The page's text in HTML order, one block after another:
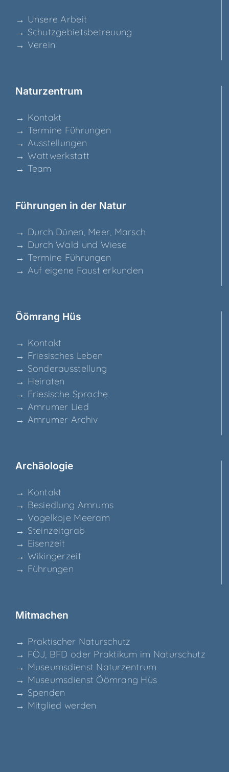
→ Unse­re Arbeit
→ Schutz­ge­biets­be­treu­ung
→ Ver­ein
Natur­zen­trum
→ Kon­takt
→ Ter­mi­ne Führungen
→ Aus­stel­lun­gen
→ Watt­werk­statt
→ Team
Füh­run­gen in der Natur
→ Durch Dünen, Meer, Marsch
→ Durch Wald und Wiese
→ Ter­mi­ne Führungen
→ Auf eige­ne Faust erkunden
Ööm­rang Hüs
→ Kon­takt
→ Frie­si­sches Leben
→ Son­der­aus­stel­lung
→ Hei­ra­ten
→ Frie­si­sche Sprache
→ Amru­mer Lied
→ Amru­mer Archiv
Archäo­lo­gie
→ Kon­takt
→ Besied­lung Amrums
→ Vogel­ko­je Meeram
→ Stein­zeit­grab
→ Eisen­zeit
→ Wikin­ger­zeit
→ Füh­run­gen
Mit­ma­chen
→ Prak­ti­scher Naturschutz
→ FÖJ, BFD oder Prak­ti­kum im Naturschutz
→ Muse­ums­dienst Naturzentrum
→ Muse­ums­dienst Ööm­rang Hüs
→ Spen­den
→ Mit­glied werden